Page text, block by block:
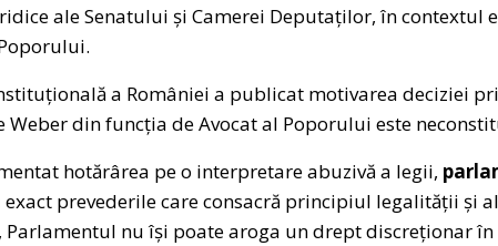
ale Senatului și Camerei Deputaților, în contextul
a României a publicat motivarea deciziei
Weber din funcția de Avocat al Poporului este
hotărârea pe o interpretare abuzivă a legii,
exact prevederile care consacră principiul legalității și
nu își poate aroga un drept discreționar